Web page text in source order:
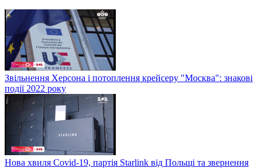
Звільнення Херсона і потоплення крейсеру "Москва": знакові
події 2022 року
Нова хвиля Covid-19, партія Starlink від Польщі та звернення